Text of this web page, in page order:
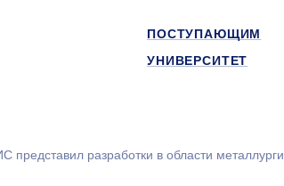
ПОСТУПАЮЩИМ
УНИВЕРСИТЕТ
разработки в области